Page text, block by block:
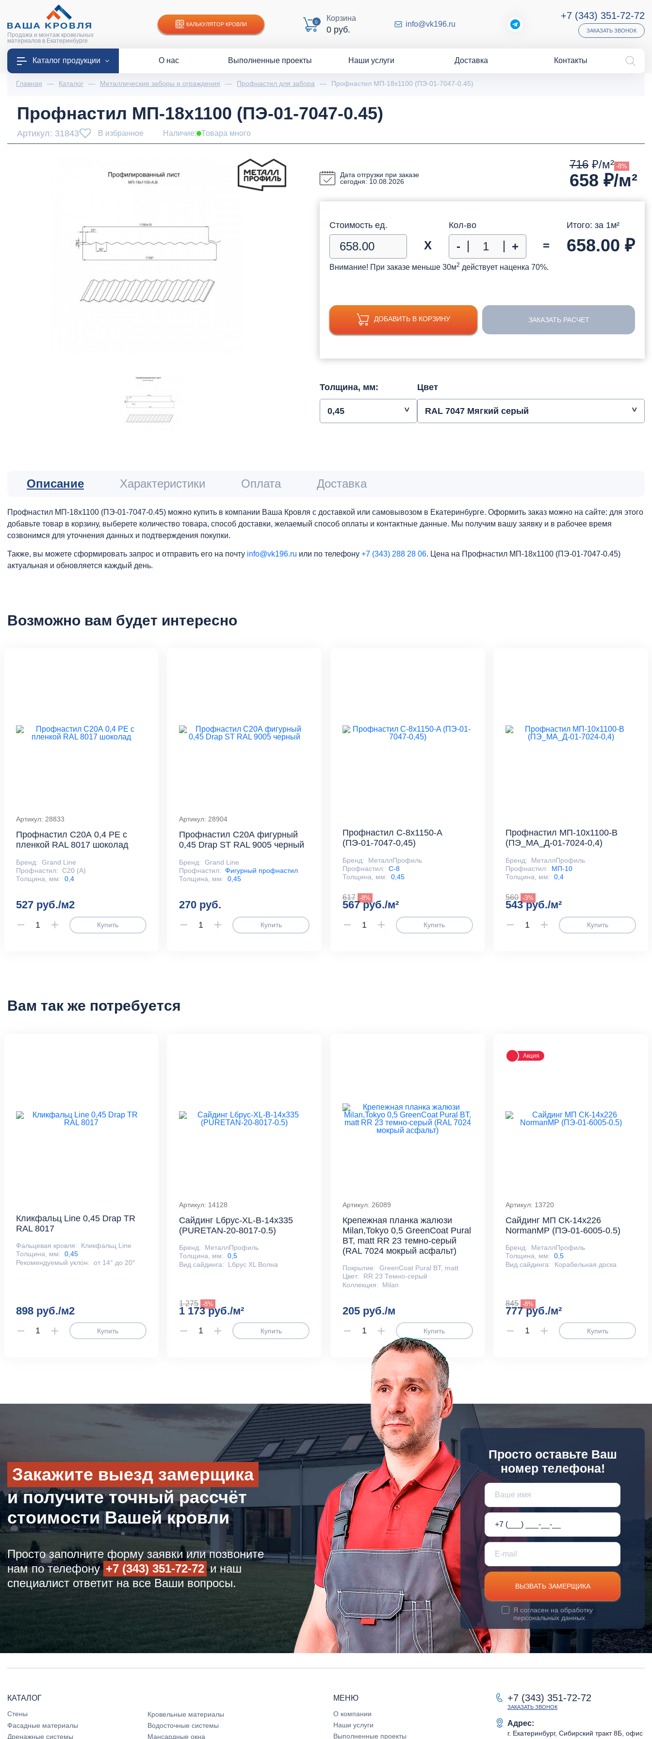
Продажа и монтаж кровельных
материалов в Екатеринбурге
КАЛЬКУЛЯТОР КРОВЛИ 0 Корзина
0 руб.
info@vk196.ru
+7 (343) 351-72-72
ЗАКАЗАТЬ ЗВОНОК
Каталог продукции О нас Выполненные проекты Наши услуги Доставка Контакты
Главная — Каталог — Металлические заборы и ограждения — Профнастил для забора — Профнастил МП-18х1100 (ПЭ-01-7047-0.45)
Профнастил МП-18х1100 (ПЭ-01-7047-0.45)
Артикул: 31843 В избранное Наличие: Товара много
Дата отгрузки при заказе
сегодня: 10.08.2026
716 ₽/м² -8%
658 ₽/м²
Стоимость ед.
Х
Кол-во
- + =
Итого: за 1м²
658.00 ₽
Внимание! При заказе меньше 30м2 действует наценка 70%.
ДОБАВИТЬ В КОРЗИНУ ЗАКАЗАТЬ РАСЧЕТ
Толщина, мм:
0,45
Цвет
RAL 7047 Мягкий серый
Описание Характеристики Оплата Доставка
Профнастил МП-18х1100 (ПЭ-01-7047-0.45) можно купить в компании Ваша Кровля с доставкой или самовывозом в Екатеринбурге. Оформить заказ можно на сайте: для этого
добавьте товар в корзину, выберете количество товара, способ доставки, желаемый способ оплаты и контактные данные. Мы получим вашу заявку и в рабочее время
созвонимся для уточнения данных и подтверждения покупки.
Также, вы можете сформировать запрос и отправить его на почту info@vk196.ru или по телефону +7 (343) 288 28 06. Цена на Профнастил МП-18х1100 (ПЭ-01-7047-0.45)
актуальная и обновляется каждый день.
Возможно вам будет интересно
Артикул: 28833
Профнастил С20А 0,4 PE с
пленкой RAL 8017 шоколад
Бренд: Grand Line
Профнастил: С20 (А)
Толщина, мм: 0,4
527 руб./м2
Купить
Артикул: 28904
Профнастил С20А фигурный
0,45 Drap ST RAL 9005 черный
Бренд: Grand Line
Профнастил: Фигурный профнастил
Толщина, мм: 0,45
270 руб.
Купить
Профнастил С-8x1150-A
(ПЭ-01-7047-0,45)
Бренд:
МеталлПрофиль
Профнастил: С-8
Толщина, мм: 0,45
617 -8%
567 руб./м²
Купить
Профнастил МП-10х1100-B
(ПЭ_МА_Д-01-7024-0,4)
Бренд:
МеталлПрофиль
Профнастил:
МП-10
Толщина, мм: 0,4
560 -3%
543 руб./м²
Купить
Вам так же потребуется
Кликфальц Line 0,45 Drap TR
RAL 8017
Фальцевая кровля:
Кликфальц Line
Толщина, мм: 0,45
Рекомендуемый уклон: от 14° до 20°
898 руб./м2
Купить
Артикул: 14128
Сайдинг Lбрус-XL-В-14х335
(PURETAN-20-8017-0.5)
Бренд:
МеталлПрофиль
Толщина, мм: 0,5
Вид сайдинга:
Lбрус XL Волна
1 275 -8%
1 173 руб./м²
Купить
Артикул: 26089
Крепежная планка жалюзи
Milan,Tokyo 0,5 GreenCoat Pural
BT, matt RR 23 темно-серый
(RAL 7024 мокрый асфальт)
Покрытие: GreenCoat Pural BT, matt
Цвет:
RR 23 Темно-серый
Коллекция:
Milan
205 руб./м
Купить
Акция
Артикул: 13720
Сайдинг МП СК-14х226
NormanMP (ПЭ-01-6005-0.5)
Бренд:
МеталлПрофиль
Толщина, мм: 0,5
Вид сайдинга:
Корабельная доска
845 -8%
777 руб./м²
Купить
Закажите выезд замерщика
и получите точный рассчёт
стоимости Вашей кровли
Просто заполните форму заявки или позвоните
нам по телефону +7 (343) 351-72-72и наш
специалист ответит на все Ваши вопросы.
Просто оставьте Ваш
номер телефона!
ВЫЗВАТЬ ЗАМЕРЩИКА
Я согласен на обработку
персональных данных
КАТАЛОГ
Стены
Кровельные материалы
Фасадные материалы
Водосточные системы
Дренажные системы
Мансардные окна
МЕНЮ
О компании
Наши услуги
Выполненные проекты
+7 (343) 351-72-72
ЗАКАЗАТЬ ЗВОНОК
Адрес:
г. Екатеринбург, Сибирский тракт 8Б, офис